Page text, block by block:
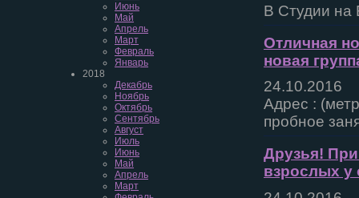
Июнь
Май
Апрель
Март
Февраль
Январь
2018
Декабрь
Ноябрь
Октябрь
Сентябрь
Август
Июль
Июнь
Май
Апрель
Март
В Студии на
Отличная
новая
24.10.2016
Адрес :
пробное
Друзья!
взрослых у